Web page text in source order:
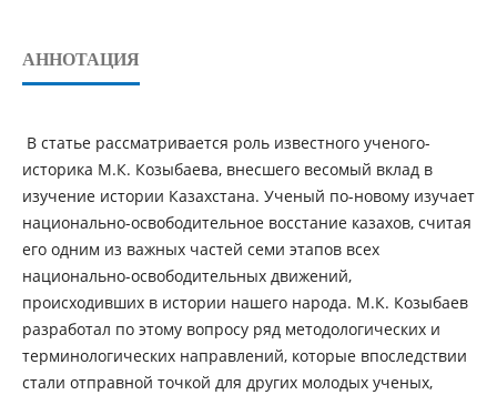
АННОТАЦИЯ
В статье рассматривается роль известного ученого-
историка М.К. Козыбаева, внесшего весомый вклад в
изучение истории Казахстана. Ученый по-новому изучает
национально-освободительное восстание казахов, считая
его одним из важных частей семи этапов всех
национально-освободительных движений,
происходивших в истории нашего народа. М.К. Козыбаев
разработал по этому вопросу ряд методологических и
терминологических направлений, которые впоследствии
стали отправной точкой для других молодых ученых,